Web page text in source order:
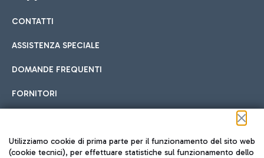
Cucina Internazionale
Hotel in aeroporto
Scegli l'alloggio più adatto e approfitta della vicinanza
all'aeroporto.
Car sharing
Con il Car Sharing è ancora più facile spostarsi
CONTATTI
ASSISTENZA SPECIALE
DOMANDE FREQUENTI
FORNITORI
Seguici sui social
Utilizziamo cookie di prima parte per il funzionamento del sito web
(cookie tecnici), per effettuare statistiche sul funzionamento dello